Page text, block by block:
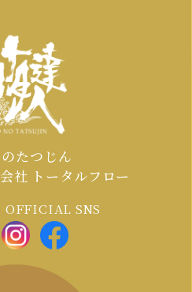
人やマグロの仕入れ、
中するため、お早めの
ります。
たつじん
社 トータルフロー
OFFICIAL SNS